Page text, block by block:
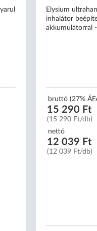
Elysium
inhalátor
akkumulátorral
bruttó (27%
15 290 Ft
(15 290 Ft/db)
nettó
12 039 Ft
(12 039 Ft/db)